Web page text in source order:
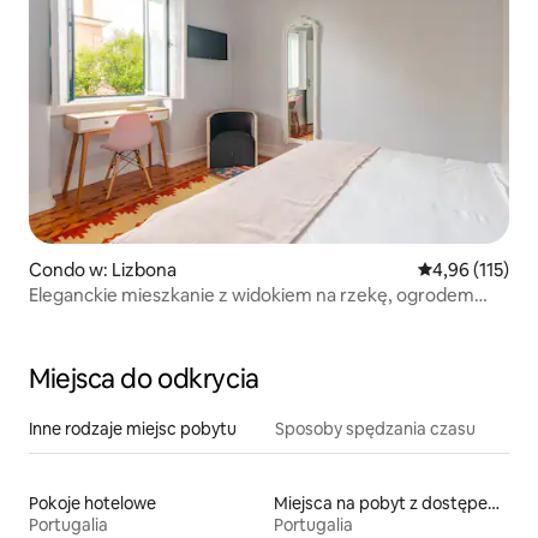
Condo w: Lizbona Średnia
4,96 (115)
Eleganckie mieszkanie z widokiem na rzekę, ogrodem
Miejsca do odkrycia
Inne rodzaje miejsc pobytu Sposoby spędzania czasu
Pokoje hotelowe
Portugalia
Miejsca na pobyt z dostępem do jeziora
Portugalia